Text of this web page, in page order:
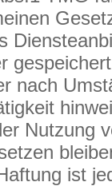
nach
Nutzung
ist